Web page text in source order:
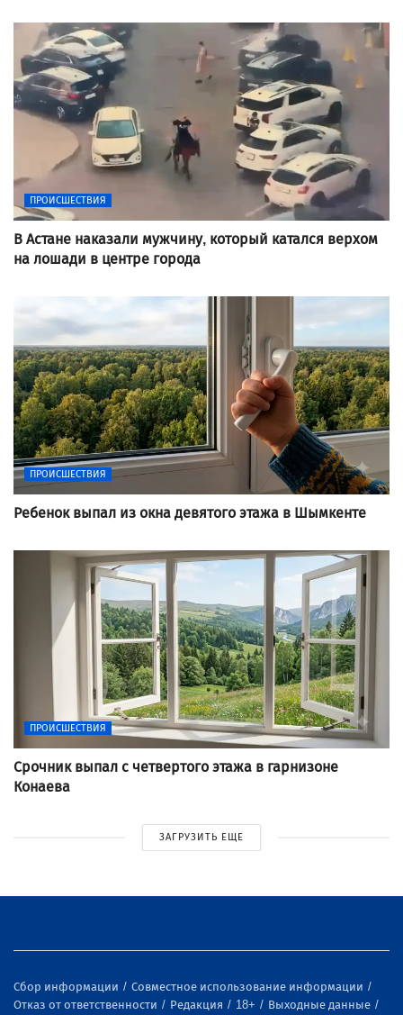
ПРОИСШЕСТВИЯ
В Астане наказали мужчину, который катался верхом
на лошади в центре города
ПРОИСШЕСТВИЯ
Ребенок выпал из окна девятого этажа в Шымкенте
ПРОИСШЕСТВИЯ
Срочник выпал с четвертого этажа в гарнизоне
Конаева
ЗАГРУЗИТЬ ЕЩЕ
Сбор информации
Совместное использование информации
Отказ от ответственности
Редакция 18+ Выходные данные